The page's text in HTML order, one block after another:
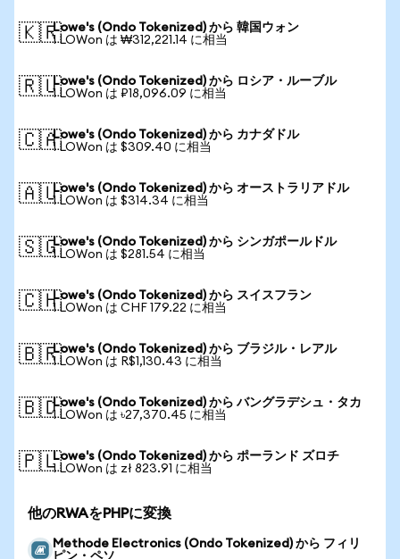
🇰🇷Lowe's (Ondo Tokenized) から 韓国ウォン
1 LOWon は ₩312,221.14 に相当
🇷🇺Lowe's (Ondo Tokenized) から ロシア・ルーブル
1 LOWon は ₽18,096.09 に相当
🇨🇦Lowe's (Ondo Tokenized) から カナダドル
1 LOWon は $309.40 に相当
🇦🇺Lowe's (Ondo Tokenized) から オーストラリアドル
1 LOWon は $314.34 に相当
🇸🇬Lowe's (Ondo Tokenized) から シンガポールドル
1 LOWon は $281.54 に相当
🇨🇭Lowe's (Ondo Tokenized) から スイスフラン
1 LOWon は CHF 179.22 に相当
🇧🇷Lowe's (Ondo Tokenized) から ブラジル・レアル
1 LOWon は R$1,130.43 に相当
🇧🇩Lowe's (Ondo Tokenized) から バングラデシュ・タカ
1 LOWon は ৳27,370.45 に相当
🇵🇱Lowe's (Ondo Tokenized) から ポーランド ズロチ
1 LOWon は zł 823.91 に相当
他のRWAをPHPに変換
Methode Electronics (Ondo Tokenized) から フィリ
ピン・ペソ